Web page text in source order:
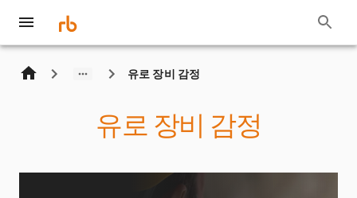
유로 장비 감정
유로 장비 감정